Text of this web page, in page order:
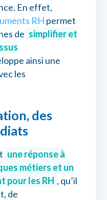
En effet,
RH permet
de simplifier et
ainsi une
les
des
une réponse à
métiers et un
pour les RH , qu’il
de